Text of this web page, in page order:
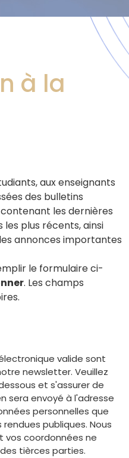
à la
aux enseignants
des bulletins
les dernières
plus récents, ainsi
annonces importantes
le formulaire ci-
. Les champs
valide sont
newsletter. Veuillez
et s'assurer de
sera envoyé à l'adresse
personnelles que
publiques. Nous
vos coordonnées ne
tièrces parties.